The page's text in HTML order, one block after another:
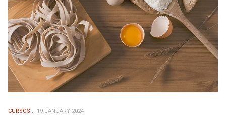
CURSOS 19 JANUARY 2024